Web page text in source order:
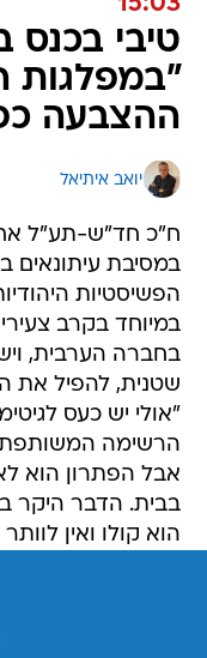
טיבי
"במפלגות
ההצבעה
יואב איתיאל
ח"כ חד"ש-תע"ל
במסיבת עיתונאים
הפשיסטיות
במיוחד בקרב
בחברה הערבית, ויש
שטנית, להפיל את
"אולי יש כעס
הרשימה המשותפת,
אבל הפתרון הוא
בבית. הדבר היקר
הוא קולו ואין